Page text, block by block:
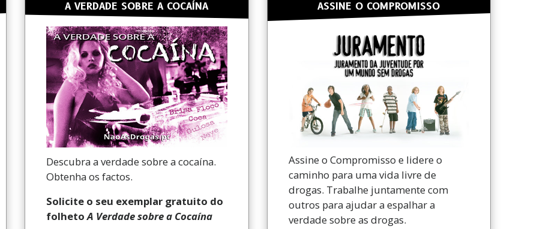
A VERDADE SOBRE A COCAÍNA
Descubra a verdade sobre a cocaína.
Obtenha os factos.
Solicite o seu exemplar gratuito do
folhetoA Verdade sobre a Cocaína
ASSINE O COMPROMISSO
Assine o Compromisso e lidere o
caminho para uma vida livre de
drogas. Trabalhe juntamente com
outros para ajudar a espalhar a
verdade sobre as drogas.